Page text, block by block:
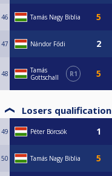
46 Tamás Nagy Biblia
47 Nándor Fődi
48
Tamás
Gottschall
R1
Losers qualification
49 Péter Börcsök
50 Tamás Nagy Biblia